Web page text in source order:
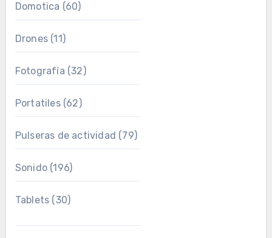
Domotica (60)
Drones(11)
Fotografía (32)
Portatiles(62)
Pulseras de actividad (79)
Sonido(196)
Tablets (30)